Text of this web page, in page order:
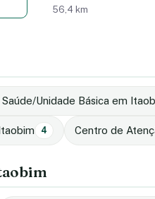
56,4 km
Unidade Básica em
4 Centro de